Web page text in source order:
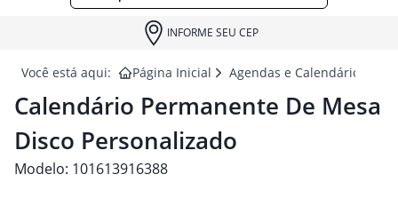
INFORME SEU CEP
Você está aqui: Página Inicial Agendas e Calendários
Calendário Permanente De Mesa
Disco Personalizado
Modelo: 101613916388